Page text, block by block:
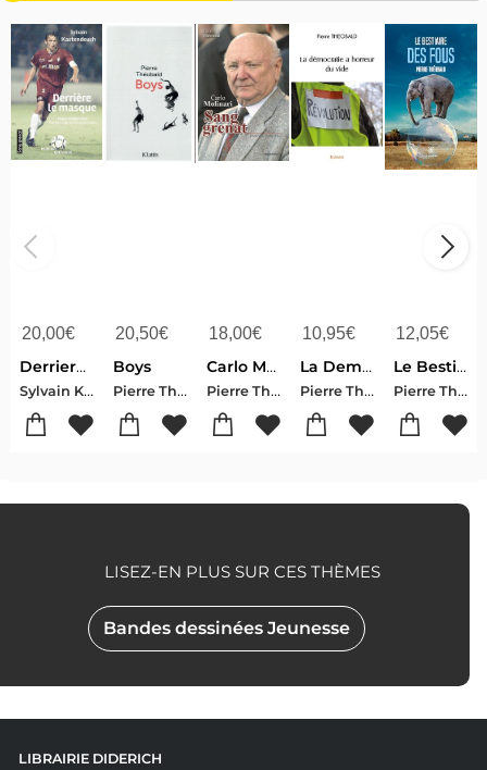
20,00€
Derriere Le Masque
Sylvain Kastendeuch-Pierre Theobald
20,50€
Boys
Pierre Theobald
18,00€
Carlo Molinari ; Sang Grenat
Pierre Theobald
10,95€
La Democratie A Horreur Du Vide
Pierre Theobald
12,05€
Le Bestiaire Des Fous
Pierre Theobald
Bandes dessinées Jeunesse
LISEZ-EN PLUS SUR CES THÈMES
LIBRAIRIE DIDERICH